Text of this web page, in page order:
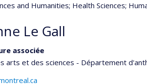
and Humanities; Health Sciences;
Le Gall
associée
arts et des sciences - Département